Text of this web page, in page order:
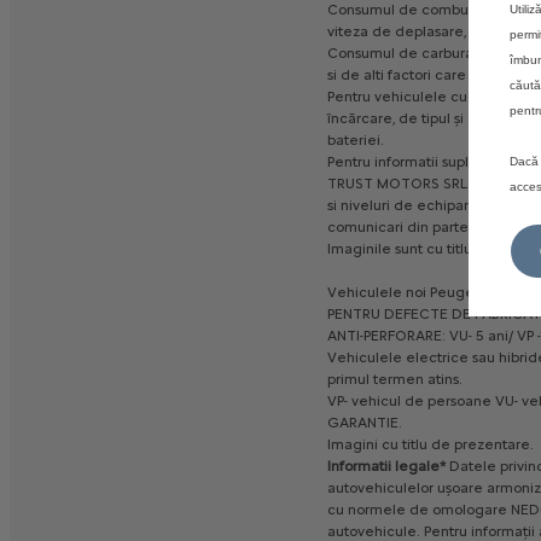
Consumul de combustibil real
viteza de deplasare, utilizarea
Consumul de carburant
si de alti factori care
Pentru vehiculele cu
încărcare, de tipul și
bateriei.
Pentru informatii suplimentare,
TRUST MOTORS SRL
si niveluri de echipare,
comunicari din partea
Imaginile sunt cu titlu
Vehiculele noi Peugeot
PENTRU DEFECTE DE
ANTI-PERFORARE: VU- 5 ani/ VP
Vehiculele electrice sau
primul termen atins.
VP- vehicul de persoane VU-
GARANTIE.
Imagini cu titlu de prezentare.
Informatii legale* Datele
autovehiculelor ușoare
cu normele de omologare
autovehicule. Pentru informații
Dacă